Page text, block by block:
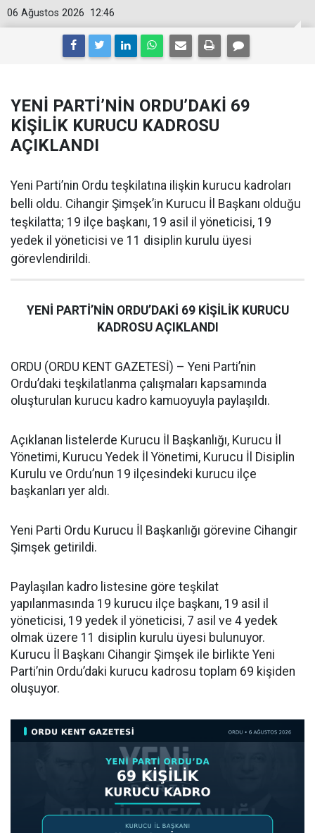
12:46
06 Ağustos 2026
YENİ PARTİ’NİN ORDU’DAKİ 69
KİŞİLİK KURUCU KADROSU
AÇIKLANDI
Yeni Parti’nin Ordu teşkilatına ilişkin kurucu kadroları
belli oldu. Cihangir Şimşek’in Kurucu İl Başkanı olduğu
teşkilatta; 19 ilçe başkanı, 19 asil il yöneticisi, 19
yedek il yöneticisi ve 11 disiplin kurulu üyesi
görevlendirildi.
YENİ PARTİ’NİN ORDU’DAKİ 69 KİŞİLİK KURUCU
KADROSU AÇIKLANDI
ORDU (ORDU KENT GAZETESİ) – Yeni Parti’nin
Ordu’daki teşkilatlanma çalışmaları kapsamında
oluşturulan kurucu kadro kamuoyuyla paylaşıldı.
Açıklanan listelerde Kurucu İl Başkanlığı, Kurucu İl
Yönetimi, Kurucu Yedek İl Yönetimi, Kurucu İl Disiplin
Kurulu ve Ordu’nun 19 ilçesindeki kurucu ilçe
başkanları yer aldı.
Yeni Parti Ordu Kurucu İl Başkanlığı görevine Cihangir
Şimşek getirildi.
Paylaşılan kadro listesine göre teşkilat
yapılanmasında 19 kurucu ilçe başkanı, 19 asil il
yöneticisi, 19 yedek il yöneticisi, 7 asil ve 4 yedek
olmak üzere 11 disiplin kurulu üyesi bulunuyor.
Kurucu İl Başkanı Cihangir Şimşek ile birlikte Yeni
Parti’nin Ordu’daki kurucu kadrosu toplam 69 kişiden
oluşuyor.